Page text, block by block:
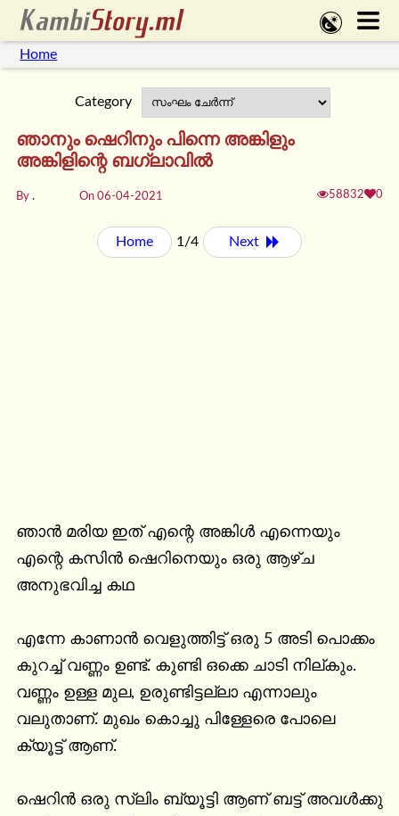
Home
Category
ഞാനും ഷെറിനും പിന്നെ അങ്കിളും
അങ്കിളിന്റെ ബഗ്ലാവിൽ
By . On 06-04-2021 58832 0
Home 1/4 Next
ഞാൻ മരിയ ഇത് എന്റെ അങ്കിൾ എന്നെയും
എന്റെ കസിൻ ഷെറിനെയും ഒരു ആഴ്ച
അനുഭവിച്ച കഥ
എന്നേ കാണാൻ വെളുത്തിട്ട് ഒരു 5 അടി പൊക്കം
കുറച്ച് വണ്ണം ഉണ്ട്. കുണ്ടി ഒക്കെ ചാടി നില്കും.
വണ്ണം ഉള്ള മുല, ഉരുണ്ടിട്ടല്ലാ എന്നാലും
വലുതാണ്. മുഖം കൊച്ചു പിള്ളേരെ പോലെ
ക്യൂട്ട് ആണ്.
ഷെറിൻ ഒരു സ്ലിം ബ്യൂട്ടി ആണ് ബട്ട്‌ അവൾക്കു